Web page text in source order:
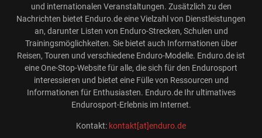
und internationalen Veranstaltungen. Zusätzlich zu den
Nachrichten bietet Enduro.de eine Vielzahl von Dienstleistungen
an, darunter Listen von Enduro-Strecken, Schulen und
Trainingsmöglichkeiten. Sie bietet auch Informationen über
Reisen, Touren und verschiedene Enduro-Modelle. Enduro.de ist
eine One-Stop-Website für alle, die sich für den Endurosport
interessieren und bietet eine Fülle von Ressourcen und
Informationen für Enthusiasten. Enduro.de Ihr ultimatives
Endurosport-Erlebnis im Internet.
Kontakt: kontakt[at]enduro.de